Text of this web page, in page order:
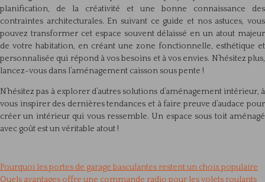
planification, de la créativité et une bonne connaissance des
contraintes architecturales. En suivant ce guide et nos astuces, vous
pouvez transformer cet espace souvent délaissé en un atout majeur
de votre habitation, en créant une zone fonctionnelle, esthétique et
personnalisée qui répond à vos besoins et à vos envies. N’hésitez plus,
lancez-vous dans l’aménagement caisson sous pente !
N’hésitez pas à explorer d’autres solutions d’aménagement intérieur, à
vous inspirer des dernières tendances et à faire preuve d’audace pour
créer un intérieur qui vous ressemble. Un espace sous toit aménagé
avec goût est un véritable atout !
Pourquoi les portes de garage basculantes restent un choix populaire
Quels avantages offre une commande radio pour les volets roulants